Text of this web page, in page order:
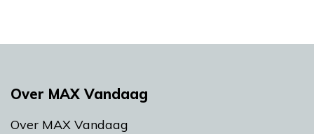
Over MAX Vandaag
Over MAX Vandaag